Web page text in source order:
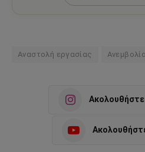
Αναστολή εργασίας